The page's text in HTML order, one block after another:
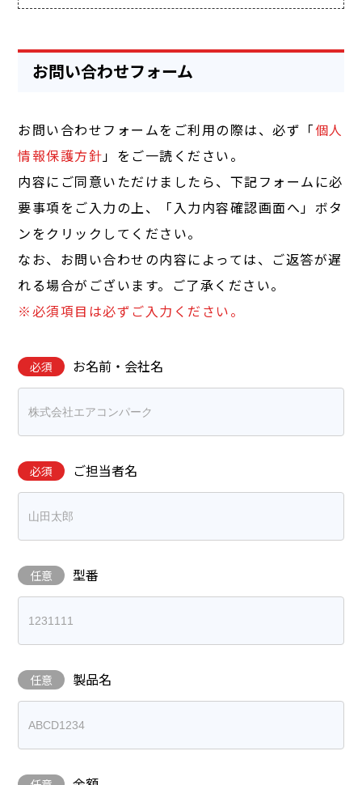
お問い合わせフォーム
お問い合わせフォームをご利用の際は、必ず「個人
情報保護方針」をご一読ください。
内容にご同意いただけましたら、下記フォームに必
要事項をご入力の上、「入力内容確認画面へ」ボタ
ンをクリックしてください。
なお、お問い合わせの内容によっては、ご返答が遅
れる場合がございます。ご了承ください。
※必須項目は必ずご入力ください。
必須 お名前・会社名
必須 ご担当者名
任意 型番
任意 製品名